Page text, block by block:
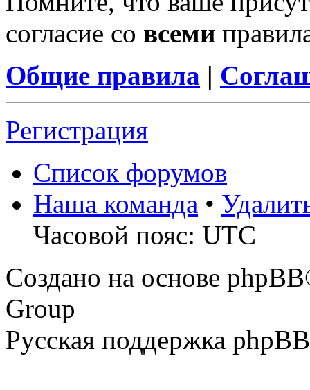
согласие со всеми
Общие правила |
Регистрация
Список форумов
Наша команда •
Часовой пояс: UTC
Создано на основе
Group
Русская поддержка phpBB